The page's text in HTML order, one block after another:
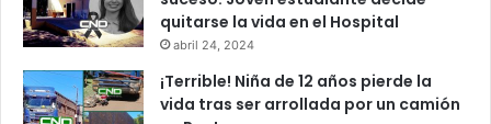
quitarse la vida en el Hospital
abril 24, 2024
¡Terrible! Niña de 12 años pierde la
vida tras ser arrollada por un camión